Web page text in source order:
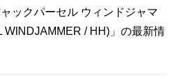
ックパーセル ウィンドジャマ
WINDJAMMER / HH)」の最新情